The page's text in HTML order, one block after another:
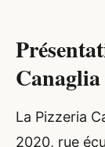
Canaglia
La Pizzeria
2020, rue